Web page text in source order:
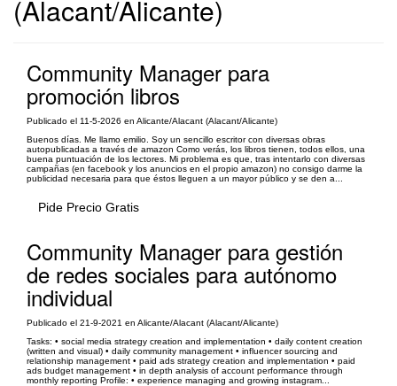
(Alacant/Alicante)
Community Manager para
promoción libros
Publicado el 11-5-2026 en Alicante/Alacant (Alacant/Alicante)
Buenos días. Me llamo emilio. Soy un sencillo escritor con diversas obras
autopublicadas a través de amazon Como verás, los libros tienen, todos ellos, una
buena puntuación de los lectores. Mi problema es que, tras intentarlo con diversas
campañas (en facebook y los anuncios en el propio amazon) no consigo darme la
publicidad necesaria para que éstos lleguen a un mayor público y se den a...
Pide Precio Gratis
Community Manager para gestión
de redes sociales para autónomo
individual
Publicado el 21-9-2021 en Alicante/Alacant (Alacant/Alicante)
Tasks: • social media strategy creation and implementation • daily content creation
(written and visual) • daily community management • influencer sourcing and
relationship management • paid ads strategy creation and implementation • paid
ads budget management • in depth analysis of account performance through
monthly reporting Profile: • experience managing and growing instagram...